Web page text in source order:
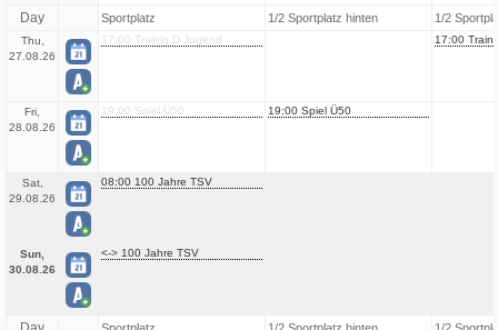
Day Sportplatz 1/2 Sportplatz hinten 1/2
Thu,
27.08.26
17:00 Trainig D Jugend 17:00
Fri,
28.08.26
19:00 Spiel Ü50 19:00 Spiel Ü50
Sat,
29.08.26
08:00 100 Jahre TSV
Sun,
30.08.26
<-> 100 Jahre TSV